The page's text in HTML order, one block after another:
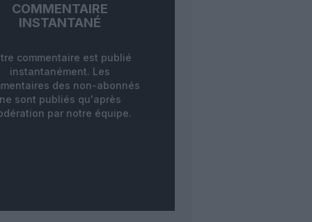
COMMENTAIRE
INSTANTANÉ
commentaire est publié
instantanément. Les
des non-abonnés
ne sont publiés qu'après
par notre équipe.